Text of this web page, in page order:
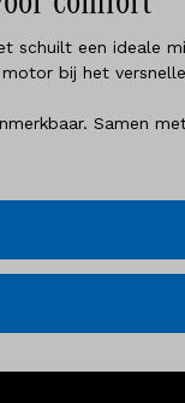
schuilt een ideale
bij het
Samen